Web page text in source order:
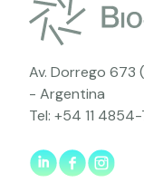
Av. Dorrego 673
- Argentina
Tel: +54 11